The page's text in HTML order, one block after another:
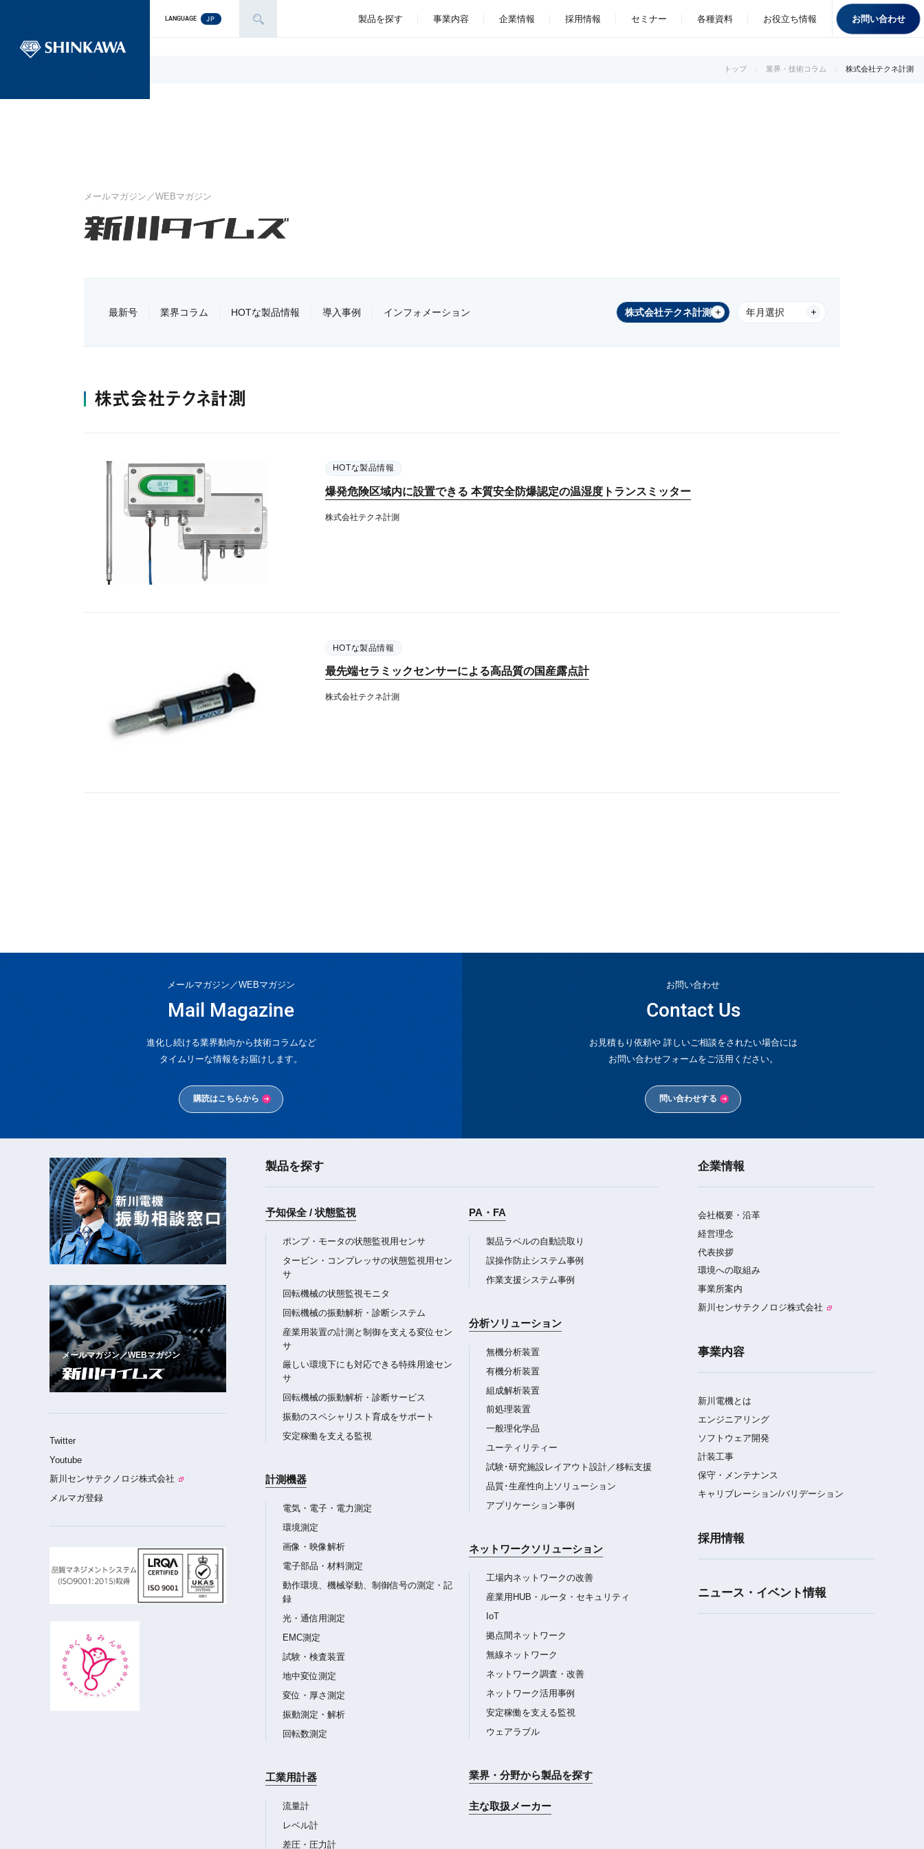
LANGUAGE JP 製品を探す 事業内容 企業情報 採用情報 セミナー 各種資料 お役立ち情報 お問い合わせ
トップ 業界・技術コラム 株式会社テクネ計測​​
メールマガジン／WEBマガジン
最新号 業界コラム HOTな製品情報 導入事例 インフォメーション 株式会社テクネ計測​​ 年月選択
株式会社テクネ計測​​
HOTな製品情報
爆発危険区域内に設置できる 本質安全防爆認定の温湿度トランスミッター
株式会社テクネ計測​​
HOTな製品情報
最先端セラミックセンサーによる高品質の国産露点計
株式会社テクネ計測​​
メールマガジン／WEBマガジン
Mail Magazine
進化し続ける業界動向から技術コラムなど
タイムリーな情報をお届けします。
購読はこちらから
お問い合わせ
Contact Us
お見積もり依頼や 詳しいご相談をされたい場合には
お問い合わせフォームをご活用ください。
問い合わせする
製品を探す
予知保全 / 状態監視
ポンプ・モータの状態監視用センサ
タービン・コンプレッサの状態監視用セン
サ
回転機械の状態監視モニタ
回転機械の振動解析・診断システム
産業用装置の計測と制御を支える変位セン
サ
厳しい環境下にも対応できる特殊用途セン
サ
回転機械の振動解析・診断サービス
振動のスペシャリスト育成をサポート
安定稼働を支える監視
計測機器
電気・電子・電力測定
環境測定
画像・映像解析
電子部品・材料測定
動作環境、機械挙動、制御信号の測定・記
録
光・通信用測定
EMC測定
試験・検査装置
地中変位測定
変位・厚さ測定
振動測定・解析
回転数測定
工業用計器
流量計
レベル計
差圧・圧力計
PA・FA
製品ラベルの自動読取り
誤操作防止システム事例
作業支援システム事例
分析ソリューション
無機分析装置
有機分析装置
組成解析装置
前処理装置
一般理化学品
ユーティリティー
試験･研究施設レイアウト設計／移転支援
品質･生産性向上ソリューション
アプリケーション事例
ネットワークソリューション
工場内ネットワークの改善
産業用HUB・ルータ・セキュリティ
IoT
拠点間ネットワーク
無線ネットワーク
ネットワーク調査・改善
ネットワーク活用事例
安定稼働を支える監視
ウェアラブル
業界・分野から製品を探す
主な取扱メーカー
企業情報
会社概要・沿革
経営理念
代表挨拶
環境への取組み
事業所案内
新川センサテクノロジ株式会社
事業内容
新川電機とは
エンジニアリング
ソフトウェア開発
計装工事
保守・メンテナンス
キャリブレーション/バリデーション
採用情報
ニュース・イベント情報
新川電機
振動相談窓口
メールマガジン／WEBマガジン
Twitter
Youtube
新川センサテクノロジ株式会社
メルマガ登録